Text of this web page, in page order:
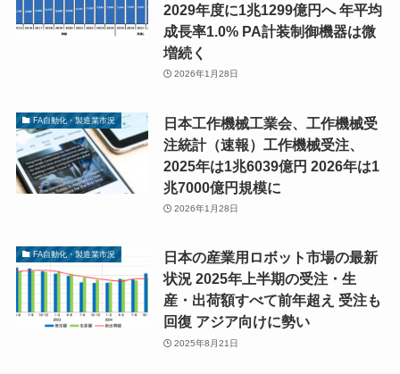
2029年度に1兆1299億円へ 年平均
成長率1.0% PA計装制御機器は微
増続く
2026年1月28日
FA自動化・製造業市況
日本工作機械工業会、工作機械受
注統計（速報）工作機械受注、
2025年は1兆6039億円 2026年は1
兆7000億円規模に
2026年1月28日
FA自動化・製造業市況
日本の産業用ロボット市場の最新
状況 2025年上半期の受注・生
産・出荷額すべて前年超え 受注も
回復 アジア向けに勢い
2025年8月21日